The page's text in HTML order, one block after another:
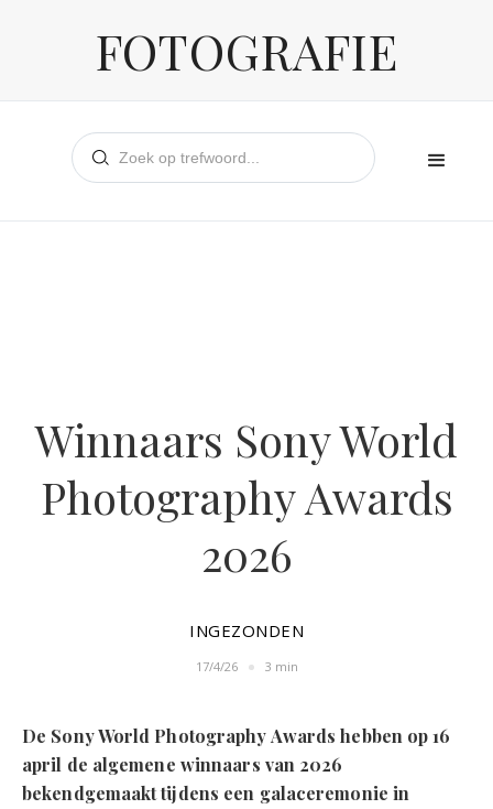
FOTOGRAFIE
Winnaars Sony World
Photography Awards
2026
INGEZONDEN
17/4/26 3 min
De Sony World Photography Awards hebben op 16
april de algemene winnaars van 2026
bekendgemaakt tijdens een galaceremonie in